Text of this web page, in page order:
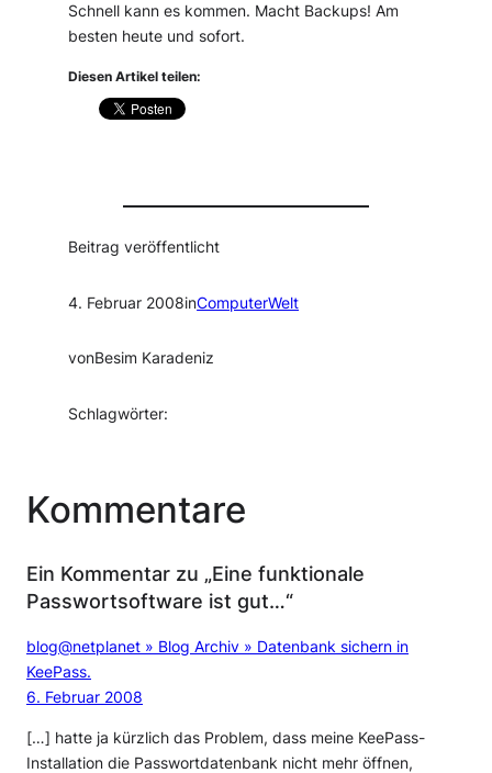
Schnell kann es kommen. Macht Backups! Am
besten heute und sofort.
Diesen Artikel teilen:
Beitrag veröffentlicht
4. Februar 2008inComputerWelt
vonBesim Karadeniz
Schlagwörter:
Kommentare
Ein Kommentar zu „Eine funktionale
Passwortsoftware ist gut…“
blog@netplanet » Blog Archiv » Datenbank sichern in
KeePass.
6. Februar 2008
[…] hatte ja kürzlich das Problem, dass meine KeePass-
Installation die Passwortdatenbank nicht mehr öffnen,